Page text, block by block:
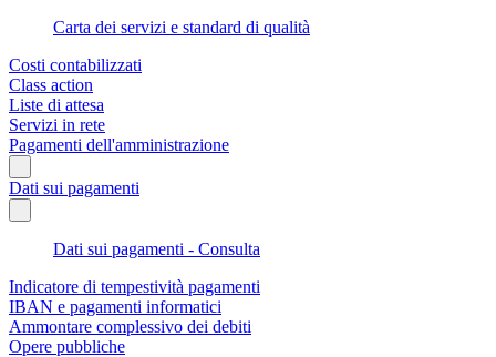
Carta dei servizi e standard di qualità
Costi contabilizzati
Class action
Liste di attesa
Servizi in rete
Pagamenti dell'amministrazione
Dati sui pagamenti
Dati sui pagamenti - Consulta
Indicatore di tempestività pagamenti
IBAN e pagamenti informatici
Ammontare complessivo dei debiti
Opere pubbliche